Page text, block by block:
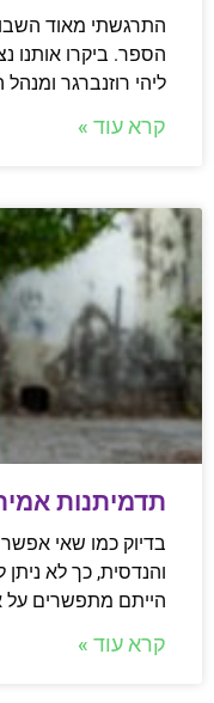
התרגשתי מאוד
הספר. ביקרו אותנו
ליהי רוזנברגר
קרא עוד »
תדמיתנות
בדיוק כמו שאי
והנדסית, כך לא
הייתם מתפשרים על
קרא עוד »